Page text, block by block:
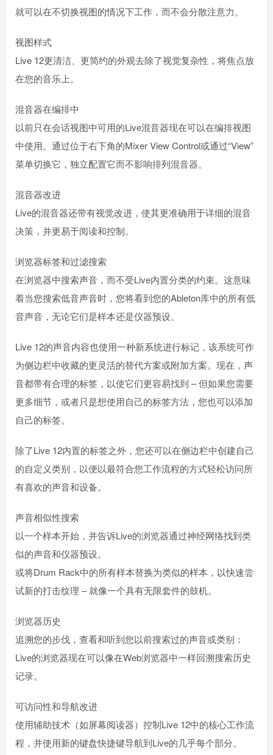
就可以在不切换视图的情况下工作，而不会分散注意力。
视图样式
Live 12更清洁、更简约的外观去除了视觉复杂性，将焦点放
在您的音乐上。
混音器在编排中
以前只在会话视图中可用的Live混音器现在可以在编排视图
中使用。通过位于右下角的Mixer View Control或通过“View”
菜单切换它，独立配置它而不影响排列混音器。
混音器改进
Live的混音器还带有视觉改进，使其更准确用于详细的混音
决策，并更易于阅读和控制。
浏览器标签和过滤搜索
在浏览器中搜索声音，而不受Live内置分类的约束。这意味
着当您搜索低音声音时，您将看到您的Ableton库中的所有低
音声音，无论它们是样本还是仪器预设。
Live 12的声音内容也使用一种新系统进行标记，该系统可作
为侧边栏中收藏的更灵活的替代方案或附加方案。现在，声
音都带有合理的标签，以使它们更容易找到 – 但如果您需要
更多细节，或者只是想使用自己的标签方法，您也可以添加
自己的标签。
除了Live 12内置的标签之外，您还可以在侧边栏中创建自己
的自定义类别，以便以最符合您工作流程的方式轻松访问所
有喜欢的声音和设备。
声音相似性搜索
以一个样本开始，并告诉Live的浏览器通过神经网络找到类
似的声音和仪器预设。
或将Drum Rack中的所有样本替换为类似的样本，以快速尝
试新的打击纹理 – 就像一个具有无限套件的鼓机。
浏览器历史
追溯您的步伐，查看和听到您以前搜索过的声音或类别：
Live的浏览器现在可以像在Web浏览器中一样回溯搜索历史
记录。
可访问性和导航改进
使用辅助技术（如屏幕阅读器）控制Live 12中的核心工作流
程，并使用新的键盘快捷键导航到Live的几乎每个部分。